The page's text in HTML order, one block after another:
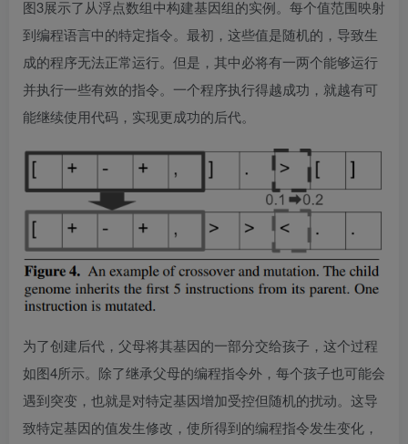
图3展示了从浮点数组中构建基因组的实例。每个值范围映射
到编程语言中的特定指令。最初，这些值是随机的，导致生
成的程序无法正常运行。但是，其中必将有一两个能够运行
并执行一些有效的指令。一个程序执行得越成功，就越有可
能继续使用代码，实现更成功的后代。
为了创建后代，父母将其基因的一部分交给孩子，这个过程
如图4所示。除了继承父母的编程指令外，每个孩子也可能会
遇到突变，也就是对特定基因增加受控但随机的扰动。这导
致特定基因的值发生修改，使所得到的编程指令发生变化，